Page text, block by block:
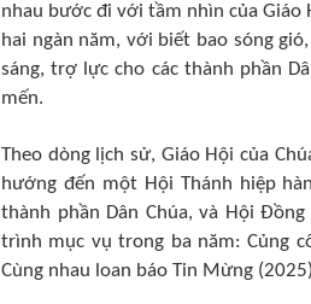
nhau bước đi với tầm nhìn của Giáo
hai ngàn năm, với biết bao sóng
sáng, trợ lực cho các thành phần
mến.
Theo dòng lịch sử, Giáo Hội của
hướng đến một Hội Thánh hiệp
thành phần Dân Chúa, và Hội
trình mục vụ trong ba năm: Củng
Cùng nhau loan báo Tin Mừng